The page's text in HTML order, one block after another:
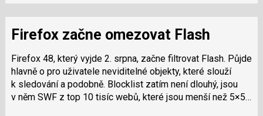
Firefox začne omezovat Flash
Firefox 48, který vyjde 2. srpna, začne filtrovat Flash. Půjde
hlavně o pro uživatele neviditelné objekty, které slouží
k sledování a podobně. Blocklist zatím není dlouhý, jsou
v něm SWF z top 10 tisíc webů, které jsou menší než 5×5